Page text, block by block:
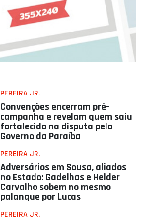
PEREIRA JR.
Convenções encerram pré-
campanha e revelam quem saiu
fortalecido na disputa pelo
Governo da Paraíba
PEREIRA JR.
Adversários em Sousa, aliados
no Estado: Gadelhas e Helder
Carvalho sobem no mesmo
palanque por Lucas
PEREIRA JR.